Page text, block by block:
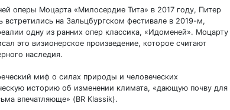
оперы Моцарта «Милосердие Тита» в 2017 году, Питер
встретились на Зальцбургском фестивале в 2019-м,
одну из ранних опер классика, «Идоменей». Моцарту
это визионерское произведение, которое считают
наследия.
миф о силах природы и человеческих
историю об изменении климата, «дающую почву для
впечатляюще» (BR Klassik).